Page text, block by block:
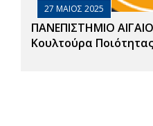
27 ΜΑΙΟΣ 2025
ΠΑΝΕΠΙΣΤΗΜΙΟ
Κουλτούρα Ποιότητας